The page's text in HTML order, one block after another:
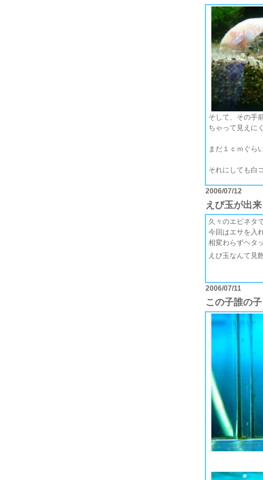
そして、その手
ちゃって見えに
まだ１ｃｍぐら
それにしても白
2006/07/12
えび玉が出
久々のエビネタ
今回はエサを入
相変わらずヘタ
えび玉なんて見
2006/07/11
この子誰の子